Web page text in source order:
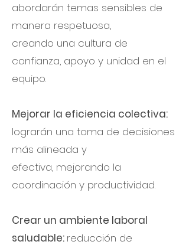
abordarán temas sensibles de
manera respetuosa,
creando una cultura de
confianza, apoyo y unidad en el
equipo.
Mejorar la eficiencia colectiva:
lograrán una toma de decisiones
más alineada y
efectiva, mejorando la
coordinación y productividad.
Crear un ambiente laboral
saludable: reducción de